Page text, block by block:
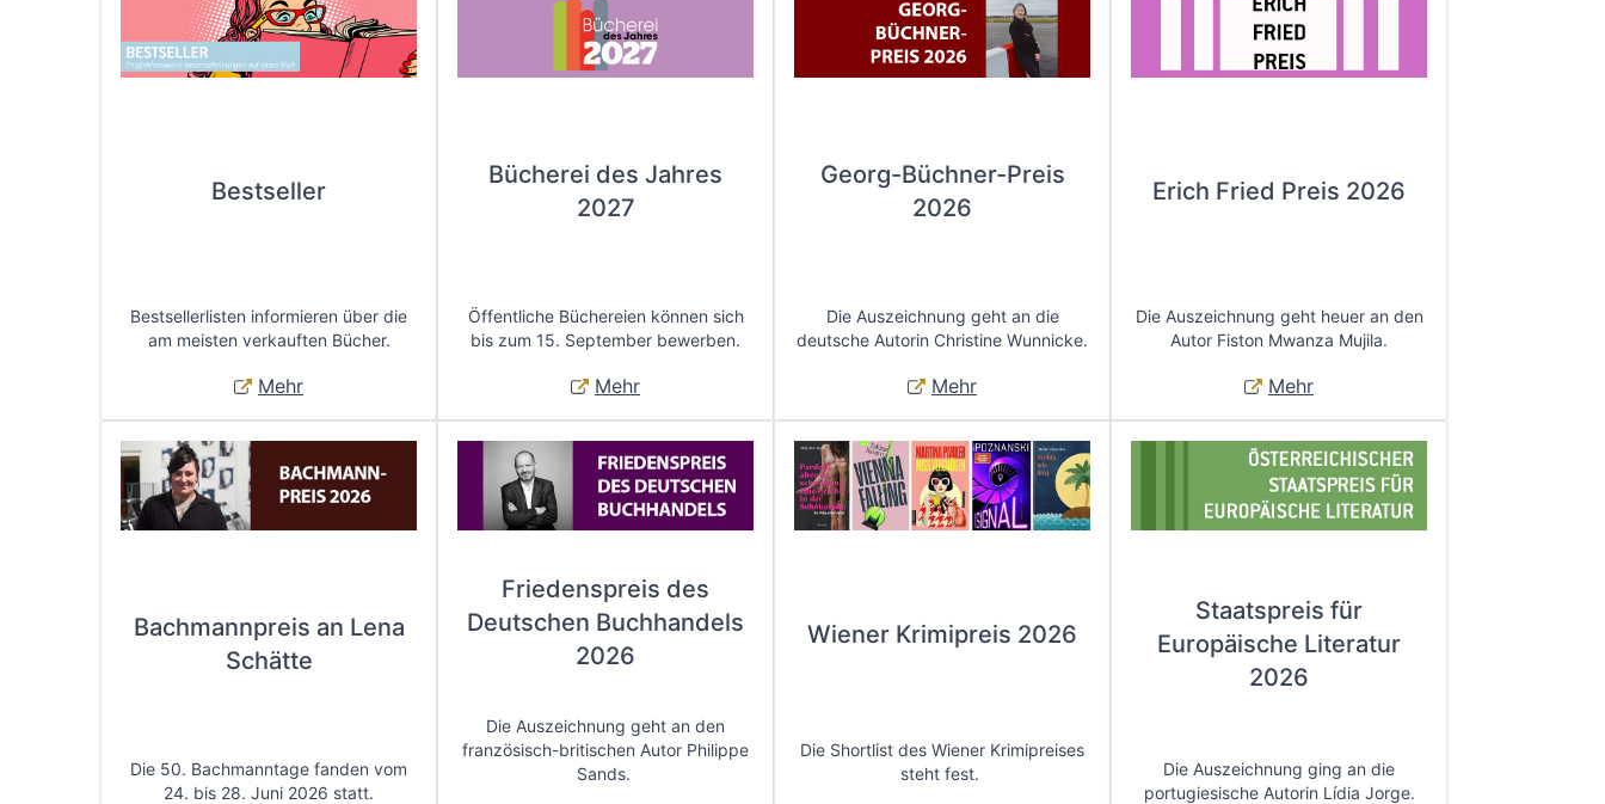
Bestseller
Bestsellerlisten informieren über die
am meisten verkauften Bücher.
Mehr
Bücherei des Jahres
2027
Öffentliche Büchereien können sich
bis zum 15. September bewerben.
Mehr
Georg-Büchner-Preis
2026
Die Auszeichnung geht an die
deutsche Autorin Christine Wunnicke.
Mehr
Erich Fried Preis 2026
Die Auszeichnung geht heuer an den
Autor Fiston Mwanza Mujila.
Mehr
Bachmannpreis an Lena
Schätte
Die 50. Bachmanntage fanden vom
24. bis 28. Juni 2026 statt.
Friedenspreis des
Deutschen Buchhandels
2026
Die Auszeichnung geht an den
französisch-britischen Autor Philippe
Sands.
Wiener Krimipreis 2026
Die Shortlist des Wiener Krimipreises
steht fest.
Staatspreis für
Europäische Literatur
2026
Die Auszeichnung ging an die
portugiesische Autorin Lídia Jorge.